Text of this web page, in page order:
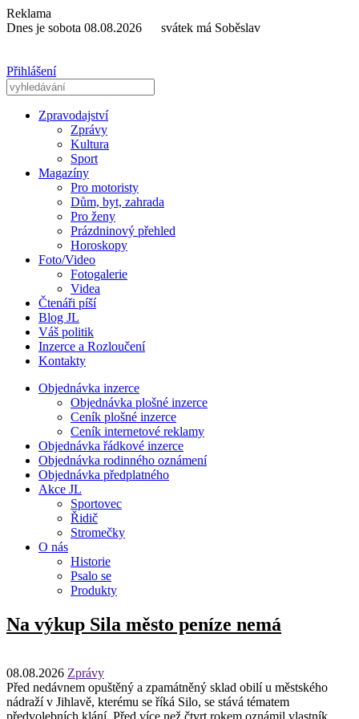
Reklama
Dnes je sobota 08.08.2026 svátek má Soběslav
Přihlášení
Zpravodajství
Zprávy
Kultura
Sport
Magazíny
Pro motoristy
Dům, byt, zahrada
Pro ženy
Prázdninový přehled
Horoskopy
Foto/Video
Fotogalerie
Videa
Čtenáři píší
Blog JL
Váš politik
Inzerce a Rozloučení
Kontakty
Objednávka inzerce
Objednávka plošné inzerce
Ceník plošné inzerce
Ceník internetové reklamy
Objednávka řádkové inzerce
Objednávka rodinného oznámení
Objednávka předplatného
Akce JL
Sportovec
Řidič
Stromečky
O nás
Historie
Psalo se
Produkty
Na výkup Sila město peníze nemá
08.08.2026 Zprávy
Před nedávnem opuštěný a zpamátněný sklad obilí u městského
nádraží v Jihlavě, kterému se říká Silo, se stává tématem
předvolebních klání. Před více než čtvrt rokem oznámil vlastník